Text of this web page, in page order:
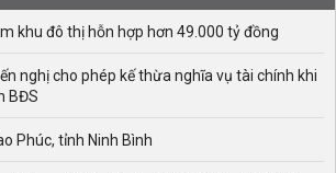
khu đô thị hỗn hợp hơn 49.000 tỷ đồng
nghị cho phép kế thừa nghĩa vụ tài chính khi
BĐS
Phúc, tỉnh Ninh Bình